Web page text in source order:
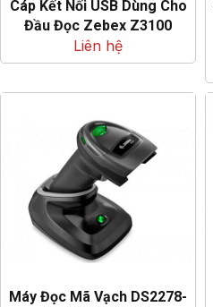
Cáp Kết Nối USB Dùng Cho
Đầu Đọc Zebex Z3100
Liên hệ
Máy Đọc Mã Vạch DS2278-